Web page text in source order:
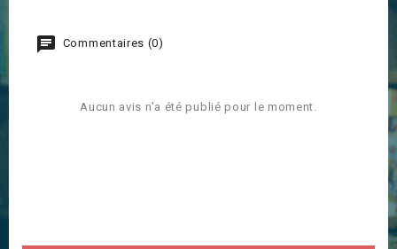
Commentaires (0)
Aucun avis n'a été publié pour le moment.